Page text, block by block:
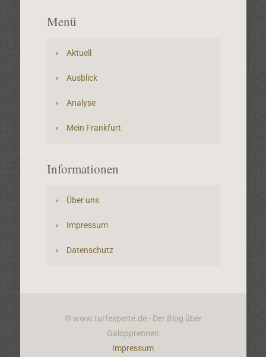
Menü
Aktuell
Ausblick
Analyse
Mein Frankfurt
Informationen
Über uns
Impressum
Datenschutz
© www.turfexperte.de - Der Blog über
Galopprennen
Impressum